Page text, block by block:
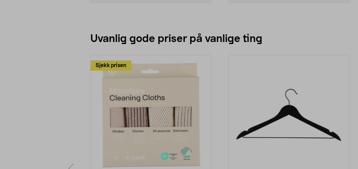
Uvanlig gode priser på vanlige ting
Sjekk prisen